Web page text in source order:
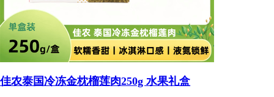
佳农泰国冷冻金枕榴莲肉250g 水果礼盒